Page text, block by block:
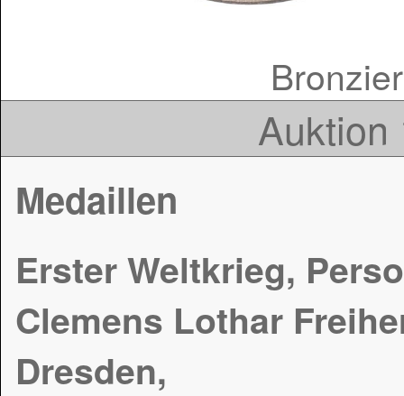
Medaillen
Erster Weltkrieg,
Clemens Lothar
Dresden,